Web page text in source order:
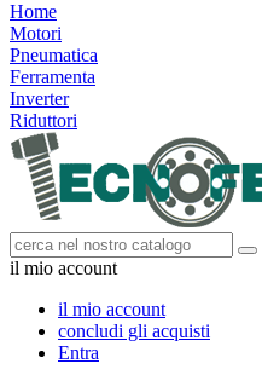
Home
Motori
Pneumatica
Ferramenta
Inverter
Riduttori
il mio account
il mio account
concludi gli acquisti
Entra